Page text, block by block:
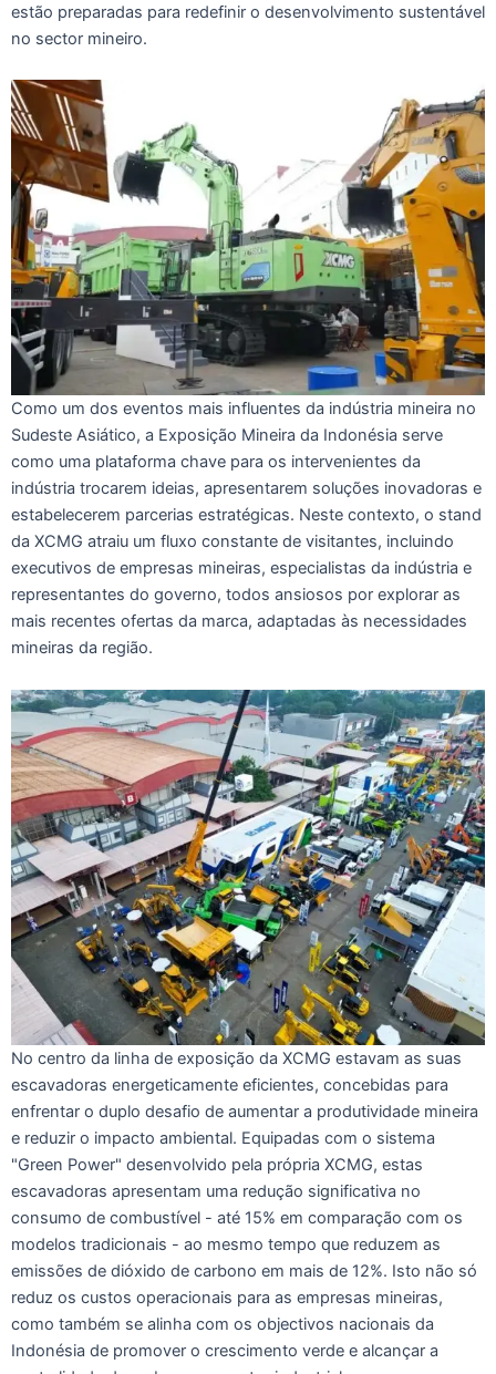
estão preparadas para redefinir o desenvolvimento sustentável
no sector mineiro.
Como um dos eventos mais influentes da indústria mineira no
Sudeste Asiático, a Exposição Mineira da Indonésia serve
como uma plataforma chave para os intervenientes da
indústria trocarem ideias, apresentarem soluções inovadoras e
estabelecerem parcerias estratégicas. Neste contexto, o stand
da XCMG atraiu um fluxo constante de visitantes, incluindo
executivos de empresas mineiras, especialistas da indústria e
representantes do governo, todos ansiosos por explorar as
mais recentes ofertas da marca, adaptadas às necessidades
mineiras da região.
No centro da linha de exposição da XCMG estavam as suas
escavadoras energeticamente eficientes, concebidas para
enfrentar o duplo desafio de aumentar a produtividade mineira
e reduzir o impacto ambiental. Equipadas com o sistema
"Green Power" desenvolvido pela própria XCMG, estas
escavadoras apresentam uma redução significativa no
consumo de combustível - até 15% em comparação com os
modelos tradicionais - ao mesmo tempo que reduzem as
emissões de dióxido de carbono em mais de 12%. Isto não só
reduz os custos operacionais para as empresas mineiras,
como também se alinha com os objectivos nacionais da
Indonésia de promover o crescimento verde e alcançar a